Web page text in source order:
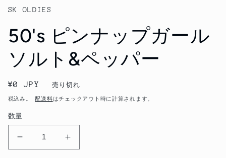
デ
(1)
を
く
SK OLDIES
50's ピンナップガール
ソルト&ペッパー
通
常
格
¥0 JPY 売り切れ
税込み。配送料はチェックアウト時に計算されます。
数量
50&#39;s
50&#39;s